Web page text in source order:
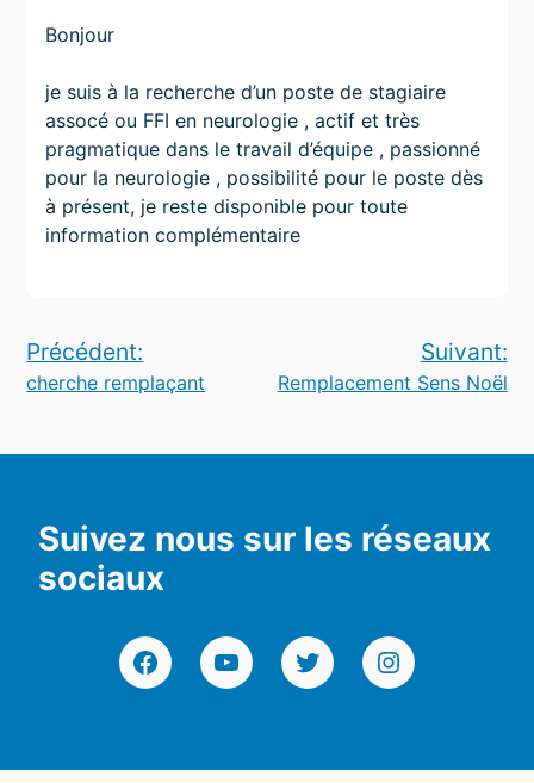
Bonjour
je suis à la recherche d’un poste de stagiaire
assocé ou FFI en neurologie , actif et très
pragmatique dans le travail d’équipe , passionné
pour la neurologie , possibilité pour le poste dès
à présent, je reste disponible pour toute
information complémentaire
Navigation
de
l’article
Précédent:
cherche remplaçant
Suivant:
Remplacement Sens Noël
Suivez nous sur les réseaux
sociaux
FacebookYouTubeTwitterInstagram